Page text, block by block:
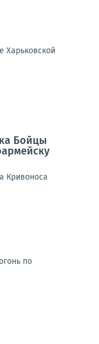
Харьковской
Бойцы
Кривоноса
по